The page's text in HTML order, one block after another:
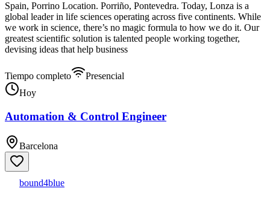
Spain, Porrino Location. Porriño, Pontevedra. Today, Lonza is a
global leader in life sciences operating across five continents. While
we work in science, there’s no magic formula to how we do it. Our
greatest scientific solution is talented people working together,
devising ideas that help business
Tiempo completo
Presencial
Hoy
Automation & Control Engineer
Barcelona
bound4blue